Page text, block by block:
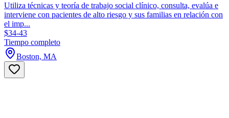
Utiliza técnicas y teoría de trabajo social clínico, consulta, evalúa e
interviene con pacientes de alto riesgo y sus familias en relación con
el imp...
$34-43
Tiempo completo
Boston, MA